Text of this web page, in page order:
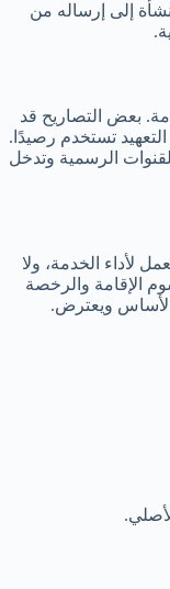
إلى إرساله من
بعض التصاريح قد
تستخدم رصيدًا.
الرسمية وتدخل
لأداء الخدمة، ولا
الإقامة والرخصة